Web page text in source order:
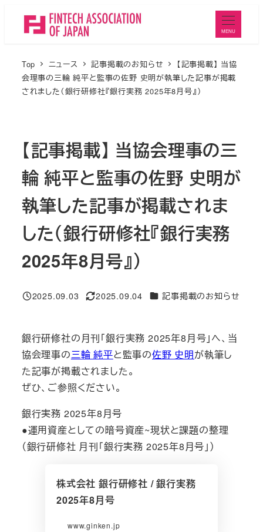
MENU
Top ニュース 記事掲載のお知らせ
【記事掲載】 当協
会理事の三輪 純平と監事の佐野 史明が執筆した記事が掲載
されました（銀行研修社『銀行実務 2025年8月号』）
【記事掲載】 当協会理事の三
輪 純平と監事の佐野 史明が
執筆した記事が掲載されま
した（銀行研修社『銀行実務
2025年8月号』）
投稿日
2025.09.03
更新日
2025.09.04 ニュースカテゴリ
記事掲載のお知らせ
銀行研修社の月刊「銀行実務 2025年8月号」へ、当
協会理事の三輪 純平と監事の佐野 史明が執筆し
た記事が掲載されました。
ぜひ、ご参照ください。
銀行実務 2025年8月号
●運用資産としての暗号資産~現状と課題の整理
（銀行研修社 月刊「銀行実務 2025年8月号」）
株式会社 銀行研修社 / 銀行実務
2025年8月号
www.ginken.jp